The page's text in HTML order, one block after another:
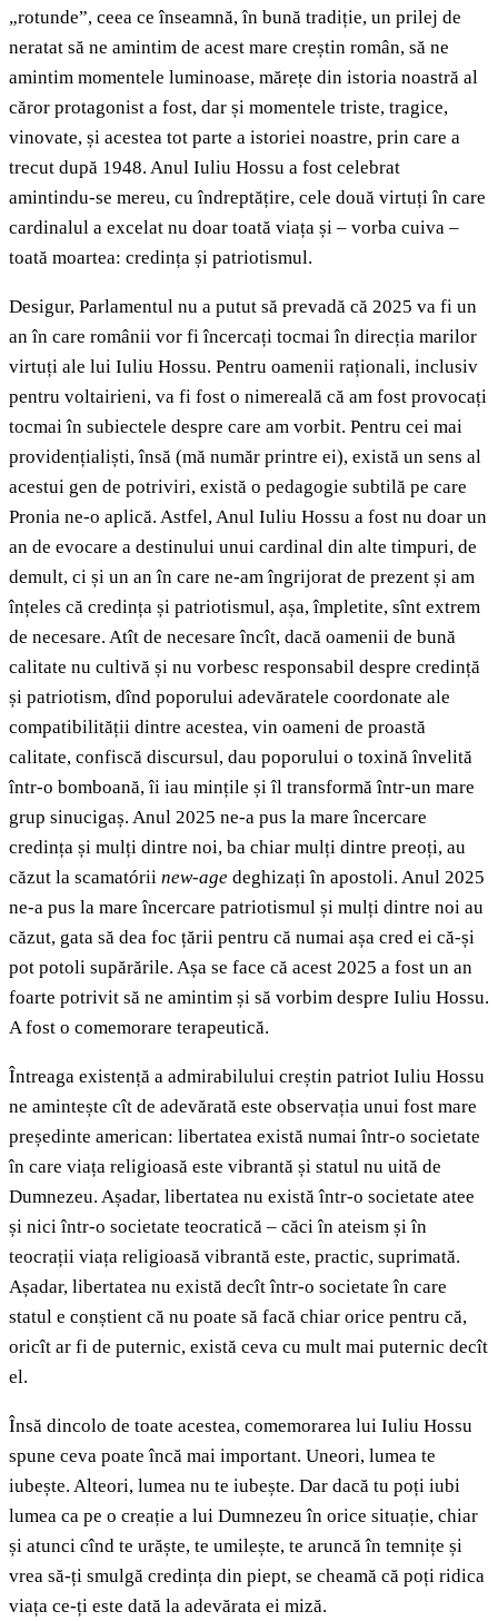
„rotunde”, ceea ce înseamnă, în bună tradiție, un prilej de
neratat să ne amintim de acest mare creștin român, să ne
amintim momentele luminoase, mărețe din istoria noastră al
căror protagonist a fost, dar și momentele triste, tragice,
vinovate, și acestea tot parte a istoriei noastre, prin care a
trecut după 1948. Anul Iuliu Hossu a fost celebrat
amintindu-se mereu, cu îndreptățire, cele două virtuți în care
cardinalul a excelat nu doar toată viața și – vorba cuiva –
toată moartea: credința și patriotismul.
Desigur, Parlamentul nu a putut să prevadă că 2025 va fi un
an în care românii vor fi încercați tocmai în direcția marilor
virtuți ale lui Iuliu Hossu. Pentru oamenii raționali, inclusiv
pentru voltairieni, va fi fost o nimereală că am fost provocați
tocmai în subiectele despre care am vorbit. Pentru cei mai
providențialiști, însă (mă număr printre ei), există un sens al
acestui gen de potriviri, există o pedagogie subtilă pe care
Pronia ne-o aplică. Astfel, Anul Iuliu Hossu a fost nu doar un
an de evocare a destinului unui cardinal din alte timpuri, de
demult, ci și un an în care ne-am îngrijorat de prezent și am
înțeles că credința și patriotismul, așa, împletite, sînt extrem
de necesare. Atît de necesare încît, dacă oamenii de bună
calitate nu cultivă și nu vorbesc responsabil despre credință
și patriotism, dînd poporului adevăratele coordonate ale
compatibilității dintre acestea, vin oameni de proastă
calitate, confiscă discursul, dau poporului o toxină învelită
într-o bomboană, îi iau mințile și îl transformă într-un mare
grup sinucigaș. Anul 2025 ne-a pus la mare încercare
credința și mulți dintre noi, ba chiar mulți dintre preoți, au
căzut la scamatórii new-age deghizați în apostoli. Anul 2025
ne-a pus la mare încercare patriotismul și mulți dintre noi au
căzut, gata să dea foc țării pentru că numai așa cred ei că-și
pot potoli supărările. Așa se face că acest 2025 a fost un an
foarte potrivit să ne amintim și să vorbim despre Iuliu Hossu.
A fost o comemorare terapeutică.
Întreaga existență a admirabilului creștin patriot Iuliu Hossu
ne amintește cît de adevărată este observația unui fost mare
președinte american: libertatea există numai într-o societate
în care viața religioasă este vibrantă și statul nu uită de
Dumnezeu. Așadar, libertatea nu există într-o societate atee
și nici într-o societate teocratică – căci în ateism și în
teocrații viața religioasă vibrantă este, practic, suprimată.
Așadar, libertatea nu există decît într-o societate în care
statul e conștient că nu poate să facă chiar orice pentru că,
oricît ar fi de puternic, există ceva cu mult mai puternic decît
el.
Însă dincolo de toate acestea, comemorarea lui Iuliu Hossu
spune ceva poate încă mai important. Uneori, lumea te
iubește. Alteori, lumea nu te iubește. Dar dacă tu poți iubi
lumea ca pe o creație a lui Dumnezeu în orice situație, chiar
și atunci cînd te urăște, te umilește, te aruncă în temnițe și
vrea să-ți smulgă credința din piept, se cheamă că poți ridica
viața ce-ți este dată la adevărata ei miză.